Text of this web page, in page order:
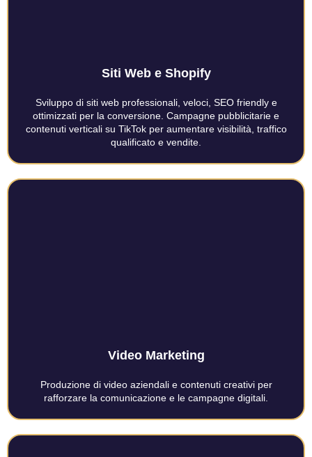
Siti Web e Shopify
Sviluppo di siti web professionali, veloci, SEO friendly e
ottimizzati per la conversione. Campagne pubblicitarie e
contenuti verticali su TikTok per aumentare visibilità, traffico
qualificato e vendite.
Video Marketing
Produzione di video aziendali e contenuti creativi per
rafforzare la comunicazione e le campagne digitali.